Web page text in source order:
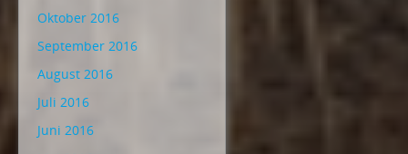
Oktober 2016
September 2016
August 2016
Juli 2016
Juni 2016